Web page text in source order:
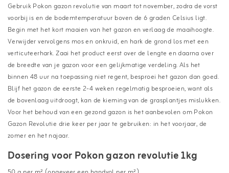
Gebruik Pokon gazon revolutie van maart tot november, zodra de vorst
voorbij is en de bodemtemperatuur boven de 6 graden Celsius ligt.
Begin met het kort maaien van het gazon en verlaag de maaihoogte.
Verwijder vervolgens mos en onkruid, en hark de grond los met een
verticuteerhark. Zaai het product eerst over de lengte en daarna over
de breedte van je gazon voor een gelijkmatige verdeling. Als het
binnen 48 uur na toepassing niet regent, besproei het gazon dan goed.
Blijf het gazon de eerste 2-4 weken regelmatig besproeien, want als
de bovenlaag uitdroogt, kan de kieming van de grasplantjes mislukken.
Voor het behoud van een gezond gazon is het aanbevolen om Pokon
Gazon Revolutie drie keer per jaar te gebruiken: in het voorjaar, de
zomer en het najaar.
Dosering voor Pokon gazon revolutie 1kg